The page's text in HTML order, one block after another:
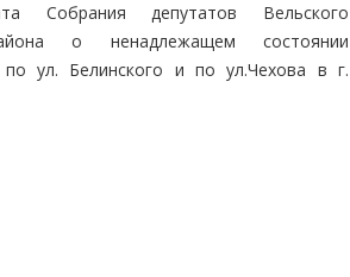
Собрания депутатов Вельского
о ненадлежащем состоянии
ул. Белинского и по ул.Чехова в г.